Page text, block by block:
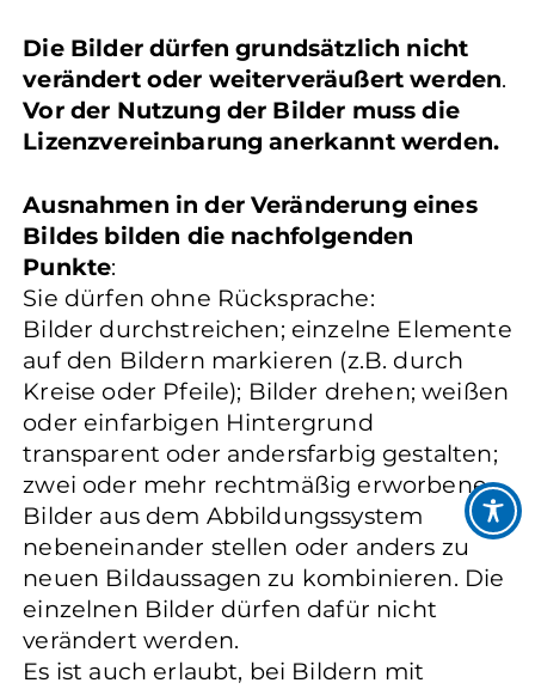
Die Bilder dürfen grundsätzlich nicht
verändert oder weiterveräußert werden.
Vor der Nutzung der Bilder muss die
Lizenzvereinbarung anerkannt werden.
Ausnahmen in der Veränderung eines
Bildes bilden die nachfolgenden
Punkte:
Sie dürfen ohne Rücksprache:
Bilder durchstreichen; einzelne Elemente
auf den Bildern markieren (z.B. durch
Kreise oder Pfeile); Bilder drehen; weißen
oder einfarbigen Hintergrund
transparent oder andersfarbig gestalten;
zwei oder mehr rechtmäßig erworbene
Bilder aus dem Abbildungssystem
nebeneinander stellen oder anders zu
neuen Bildaussagen zu kombinieren. Die
einzelnen Bilder dürfen dafür nicht
verändert werden.
Es ist auch erlaubt, bei Bildern mit